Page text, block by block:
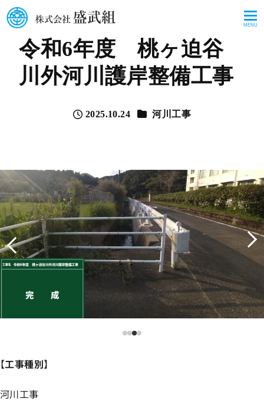
MENU
令和6年度 桃ヶ迫谷
川外河川護岸整備工事
投稿日
2025.10.24 カテゴリー
河川工事
【工事種別】
河川工事